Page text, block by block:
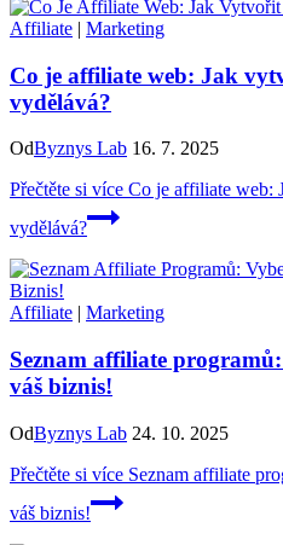
Affiliate | Marketing
Co je affiliate web: Jak
vydělává?
OdByznys Lab 16. 7. 2025
Přečtěte si více Co je affiliate web:
vydělává?
Affiliate | Marketing
Seznam affiliate
váš biznis!
OdByznys Lab 24. 10. 2025
Přečtěte si více Seznam affiliate
váš biznis!